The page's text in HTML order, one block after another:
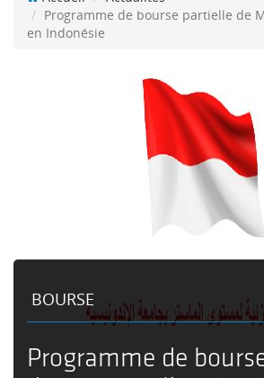
Programme de bourse partielle de
en Indonésie
BOURSE
Programme de